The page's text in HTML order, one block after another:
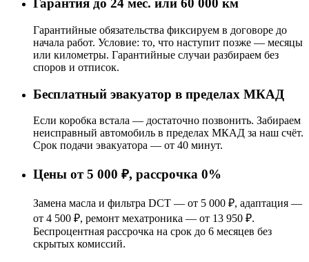
Гарантия до 24 мес. или 60 000 км
Гарантийные обязательства фиксируем в договоре до
начала работ. Условие: то, что наступит позже — месяцы
или километры. Гарантийные случаи разбираем без
споров и отписок.
Бесплатный эвакуатор в пределах МКАД
Если коробка встала — достаточно позвонить. Забираем
неисправный автомобиль в пределах МКАД за наш счёт.
Срок подачи эвакуатора — от 40 минут.
Цены от 5 000 ₽, рассрочка 0%
Замена масла и фильтра DCT — от 5 000 ₽, адаптация —
от 4 500 ₽, ремонт мехатроника — от 13 950 ₽.
Беспроцентная рассрочка на срок до 6 месяцев без
скрытых комиссий.